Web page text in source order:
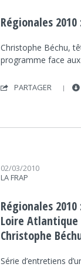
Régionales 2010
Christophe Béchu,
programme face
PARTAGER
02/03/2010
LA FRAP
Régionales
Loire
Christophe
Série d’entretiens